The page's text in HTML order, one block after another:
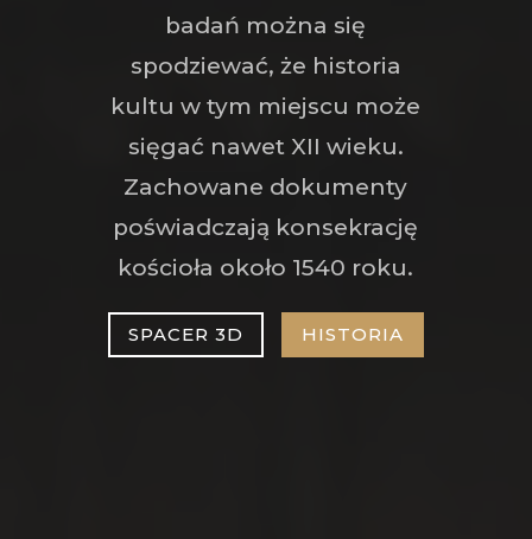
badań można się
spodziewać, że historia
kultu w tym miejscu może
sięgać nawet XII wieku.
Zachowane dokumenty
poświadczają konsekrację
kościoła około 1540 roku.
SPACER 3D HISTORIA